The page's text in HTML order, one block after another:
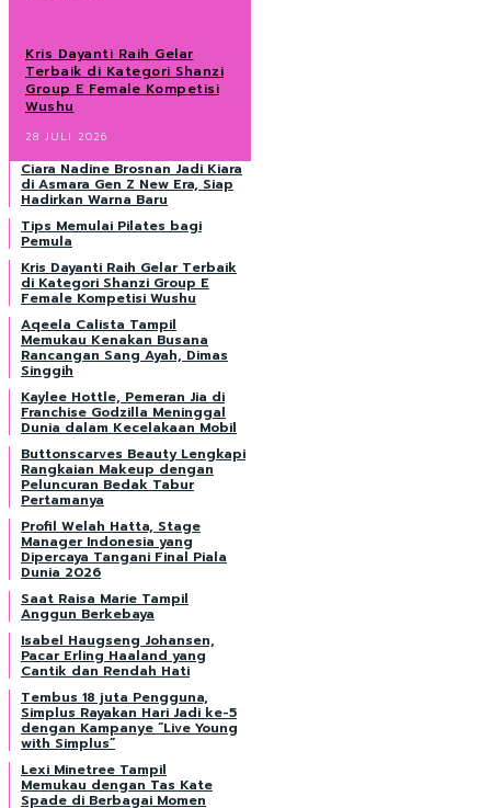
Kris Dayanti Raih Gelar
Terbaik di Kategori Shanzi
Group E Female Kompetisi
Wushu
28 JULI 2026
Ciara Nadine Brosnan Jadi Kiara
di Asmara Gen Z New Era, Siap
Hadirkan Warna Baru
Tips Memulai Pilates bagi
Pemula
Kris Dayanti Raih Gelar Terbaik
di Kategori Shanzi Group E
Female Kompetisi Wushu
Aqeela Calista Tampil
Memukau Kenakan Busana
Rancangan Sang Ayah, Dimas
Singgih
Kaylee Hottle, Pemeran Jia di
Franchise Godzilla Meninggal
Dunia dalam Kecelakaan Mobil
Buttonscarves Beauty Lengkapi
Rangkaian Makeup dengan
Peluncuran Bedak Tabur
Pertamanya
Profil Welah Hatta, Stage
Manager Indonesia yang
Dipercaya Tangani Final Piala
Dunia 2026
Saat Raisa Marie Tampil
Anggun Berkebaya
Isabel Haugseng Johansen,
Pacar Erling Haaland yang
Cantik dan Rendah Hati
Tembus 18 juta Pengguna,
Simplus Rayakan Hari Jadi ke-5
dengan Kampanye “Live Young
with Simplus”
Lexi Minetree Tampil
Memukau dengan Tas Kate
Spade di Berbagai Momen